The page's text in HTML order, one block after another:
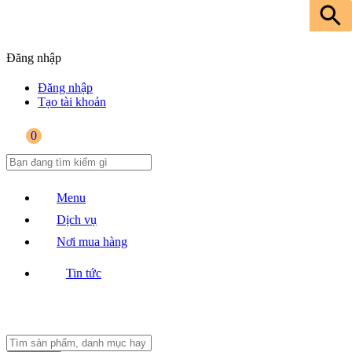
Đăng nhập
Đăng nhập
Tạo tài khoản
0
Menu
Dịch vụ
Nơi mua hàng
Tin tức